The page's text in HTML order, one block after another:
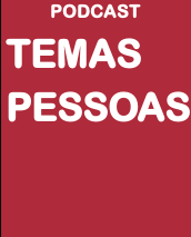
PODCAST
TEMAS
PESSOAS